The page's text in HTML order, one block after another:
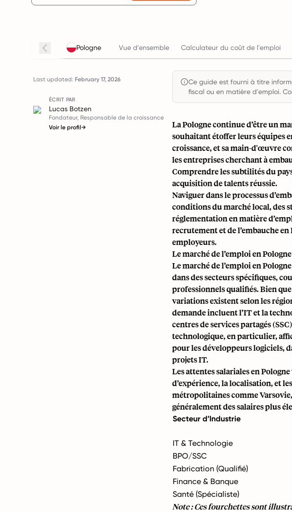
Pologne Vue d'ensemble Calculateur du coût de l'emploi
Last updated: February 17, 2026
ÉCRIT PAR
Lucas Botzen
Fondateur, Responsable de la croissance
Voir le profil→
Ce guide est fourni à titre
fiscal ou en matière d'emploi.
La Pologne continue d’être un
souhaitant étoffer leurs équipes
croissance, et sa main-d'œuvre
les entreprises cherchant à
Comprendre les subtilités du
acquisition de talents réussie.
Naviguer dans le processus
conditions du marché local, des
réglementation en matière
recrutement et de l’embauche
employeurs.
Le marché de l’emploi en
Le marché de l’emploi en
dans des secteurs spécifiques,
professionnels qualifiés. Bien
variations existent selon les
demande incluent l’IT et la
centres de services partagés
technologique, en particulier,
pour les développeurs logiciels,
projets IT.
Les attentes salariales en
d’expérience, la localisation, et
métropolitaines comme
généralement des salaires plus
Secteur d’Industrie
IT & Technologie
BPO/SSC
Fabrication (Qualifié)
Finance & Banque
Santé (Spécialiste)
Note : Ces fourchettes sont